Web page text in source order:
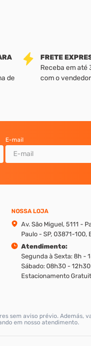
de
FRETE
Receba em até
com o vendedor
E-mail
NOSSA LOJA
Av. São Miguel, 5111 -
Paulo - SP, 03871-100,
Atendimento:
Segunda à Sexta: 8h -
Sábado: 08h30 - 12h30
Estacionamento
sem aviso prévio. Además,
em nosso atendimento.